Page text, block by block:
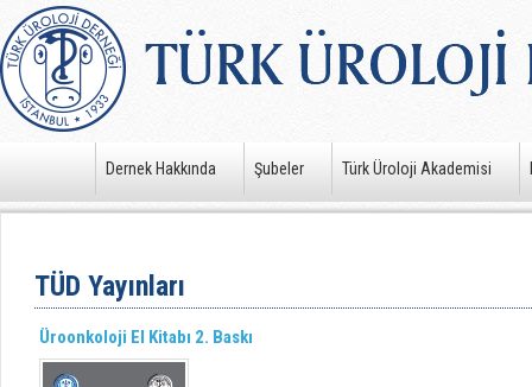
Dernek Hakkında Şubeler Türk Üroloji Akademisi
TÜD Yayınları
Üroonkoloji El Kitabı 2. Baskı